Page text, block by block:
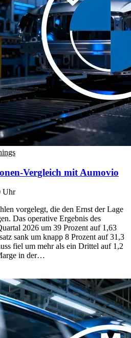
Vergleich mit Aumovio
Uhr
vorgelegt, die den Ernst der Lage
Das operative Ergebnis des
2026 um 39 Prozent auf 1,63
sank um knapp 8 Prozent auf 31,3
fiel um mehr als ein Drittel auf 1,2
in der…